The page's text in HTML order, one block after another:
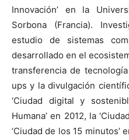
Innovación’ en la
Sorbona (Francia).
estudio de sistemas
desarrollado en el
transferencia de
ups y la divulgación
‘Ciudad digital y
Humana’ en 2012, la
‘Ciudad de los 15 minutos’